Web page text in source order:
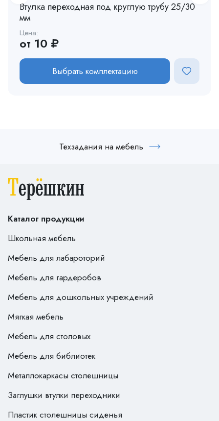
Втулка переходная под круглую трубу 25/30
мм
Цена:
от 10 ₽
Выбрать комплектацию
Техзадания на мебель
Каталог продукции
Школьная мебель
Мебель для лабароторий
Мебель для гардеробов
Мебель для дошкольных учреждений
Мягкая мебель
Мебель для столовых
Мебель для библиотек
Металлокаркасы столешницы
Заглушки втулки переходники
Пластик столешницы сиденья